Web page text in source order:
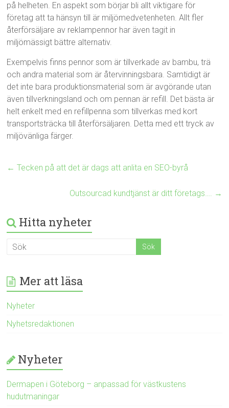
på helheten. En aspekt som börjar bli allt viktigare för
företag att ta hänsyn till är miljömedvetenheten. Allt fler
återförsäljare av reklampennor har även tagit in
miljömässigt bättre alternativ.
Exempelvis finns pennor som är tillverkade av bambu, trä
och andra material som är återvinningsbara. Samtidigt är
det inte bara produktionsmaterial som är avgörande utan
även tillverkningsland och om pennan är refill. Det bästa är
helt enkelt med en refillpenna som tillverkas med kort
transportsträcka till återförsäljaren. Detta med ett tryck av
miljövänliga färger.
← Tecken på att det är dags att anlita en SEO-byrå
Outsourcad kundtjänst är ditt företags…. →
Hitta nyheter
Mer att läsa
Nyheter
Nyhetsredaktionen
Nyheter
Dermapen i Göteborg – anpassad för västkustens
hudutmaningar